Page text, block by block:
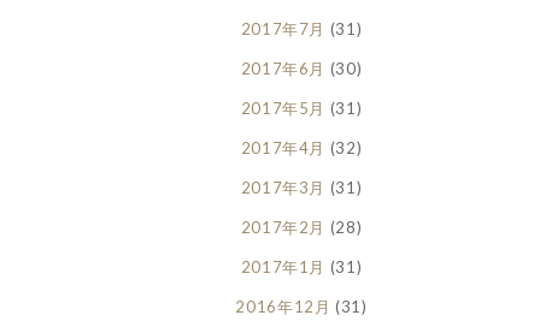
2017年7月 (31)
2017年6月 (30)
2017年5月 (31)
2017年4月 (32)
2017年3月 (31)
2017年2月 (28)
2017年1月 (31)
2016年12月 (31)